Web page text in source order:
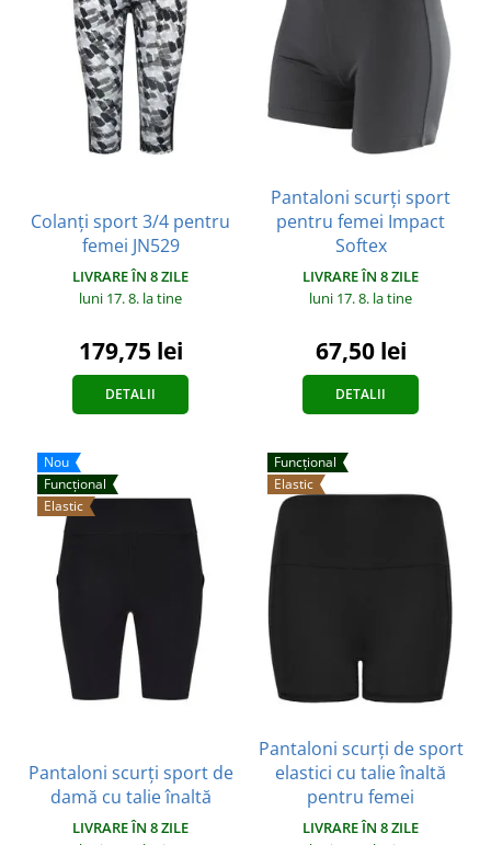
Colanți sport 3/4 pentru
femei JN529
LIVRARE ÎN 8 ZILE
luni 17. 8. la tine
179,75 lei
DETALII
Pantaloni scurți sport
pentru femei Impact
Softex
LIVRARE ÎN 8 ZILE
luni 17. 8. la tine
67,50 lei
DETALII
Nou
Funcțional
Elastic
Pantaloni scurți sport de
damă cu talie înaltă
LIVRARE ÎN 8 ZILE
Funcțional
Elastic
Pantaloni scurți de sport
elastici cu talie înaltă
pentru femei
LIVRARE ÎN 8 ZILE